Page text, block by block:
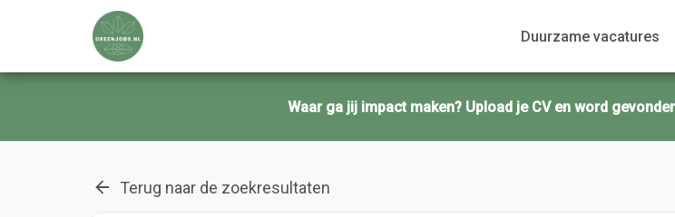
Duurzame vacatures
Waar ga jij impact maken? Upload je CV en word
Terug naar de zoekresultaten